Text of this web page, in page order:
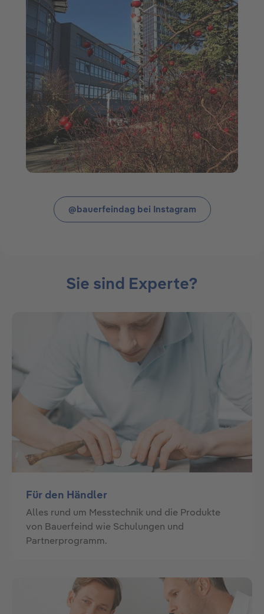
@bauerfeindag bei Instagram
Sie sind Experte?
Für den Händler
Alles rund um Messtechnik und die Produkte
von Bauerfeind wie Schulungen und
Partnerprogramm.